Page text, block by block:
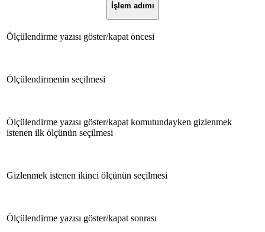
İşlem adımı
Ölçülendirme yazısı göster/kapat öncesi
Ölçülendirmenin seçilmesi
Ölçülendirme yazısı göster/kapat komutundayken gizlenmek
istenen ilk ölçünün seçilmesi
Gizlenmek istenen ikinci ölçünün seçilmesi
Ölçülendirme yazısı göster/kapat sonrası